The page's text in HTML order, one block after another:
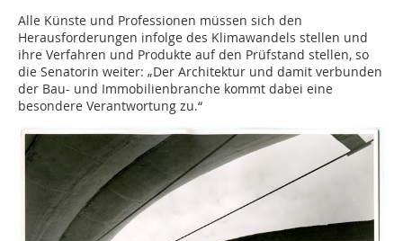
Alle Künste und Professionen müssen sich den
Herausforderungen infolge des Klimawandels stellen und
ihre Verfahren und Produkte auf den Prüfstand stellen, so
die Senatorin weiter: „Der Architektur und damit verbunden
der Bau- und Immobilienbranche kommt dabei eine
besondere Verantwortung zu.“